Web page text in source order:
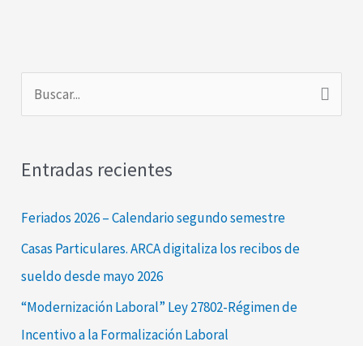
c
a
Entradas recientes
Feriados 2026 – Calendario segundo semestre
Casas Particulares. ARCA digitaliza los recibos de
sueldo desde mayo 2026
“Modernización Laboral” Ley 27802-Régimen de
Incentivo a la Formalización Laboral